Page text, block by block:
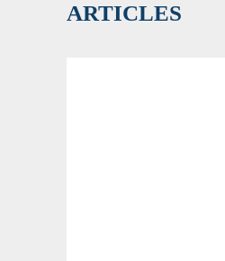
ARTICLES